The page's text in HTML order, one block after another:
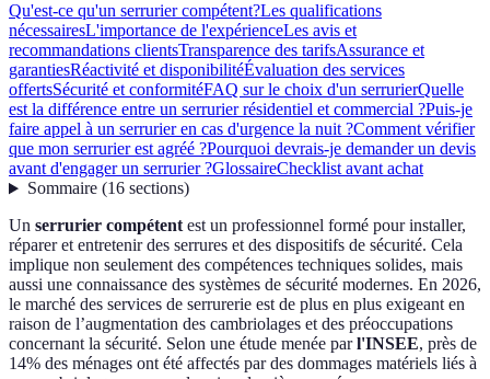
Qu'est-ce qu'un serrurier compétent?Les qualifications
nécessairesL'importance de l'expérienceLes avis et
recommandations clientsTransparence des tarifsAssurance et
garantiesRéactivité et disponibilitéÉvaluation des services
offertsSécurité et conformitéFAQ sur le choix d'un serrurierQuelle
est la différence entre un serrurier résidentiel et commercial ?Puis-je
faire appel à un serrurier en cas d'urgence la nuit ?Comment vérifier
que mon serrurier est agréé ?Pourquoi devrais-je demander un devis
avant d'engager un serrurier ?GlossaireChecklist avant achat
Sommaire(16 sections)
Un serrurier compétentest un professionnel formé pour installer,
réparer et entretenir des serrures et des dispositifs de sécurité. Cela
implique non seulement des compétences techniques solides, mais
aussi une connaissance des systèmes de sécurité modernes. En 2026,
le marché des services de serrurerie est de plus en plus exigeant en
raison de l’augmentation des cambriolages et des préoccupations
concernant la sécurité. Selon une étude menée parl'INSEE, près de
14% des ménages ont été affectés par des dommages matériels liés à